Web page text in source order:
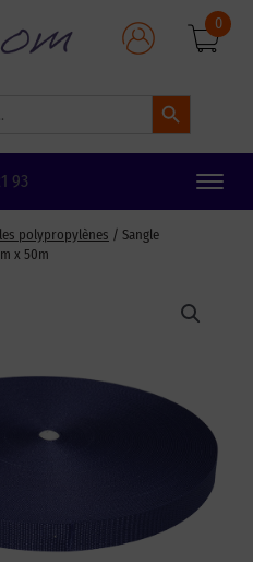
Search Button
0
93
Toggle
polypropylènes / Sangle
x 50m